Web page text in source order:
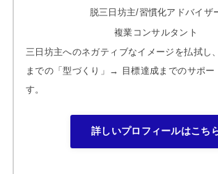
脱三日坊主/習慣化アドバイザ
複業コンサルタント
三日坊主へのネガティブなイメージを払拭し
までの「型づくり」→ 目標達成までのサポー
す。
詳しいプロフィールはこち